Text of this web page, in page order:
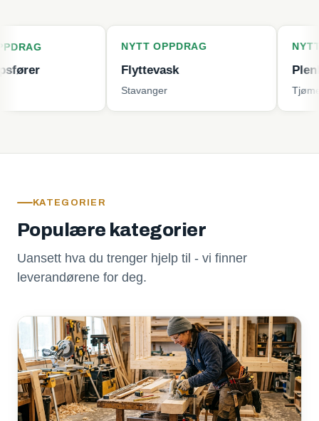
NYTT OPPDRAG
Flyttevask
NYTT
Plenklipping
KATEGORIER
Populære kategorier
Uansett hva du trenger hjelp til - vi finner
leverandørene for deg.